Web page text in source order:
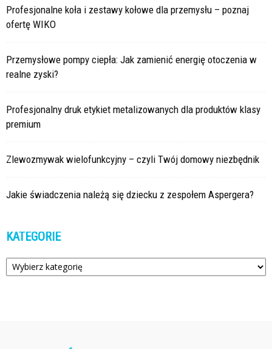
Profesjonalne koła i zestawy kołowe dla przemysłu – poznaj
ofertę WIKO
Przemysłowe pompy ciepła: Jak zamienić energię otoczenia w
realne zyski?
Profesjonalny druk etykiet metalizowanych dla produktów klasy
premium
Zlewozmywak wielofunkcyjny – czyli Twój domowy niezbędnik
Jakie świadczenia należą się dziecku z zespołem Aspergera?
KATEGORIE
Kategorie